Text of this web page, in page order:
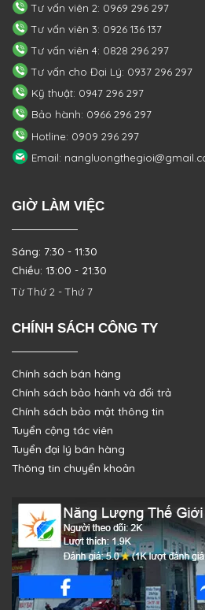
Tư vấn viên 2: 0969 296 297
Tư vấn viên 3: 0926 136 137
Tư vấn viên 4: 0828 296 297
Tư vấn cho Đại Lý: 0937 296 297
Kỹ thuật: 0947 296 297
Bảo hành: 0966 296 297
Hotline: 0909 296 297
Email:
GIỜ LÀM VIỆC
Sáng: 7:30 - 11:30
Chiều: 13:00 - 21:30
Từ Thứ 2 - Thứ 7
CHÍNH SÁCH CÔNG TY
Chính sách bán hàng
Chính sách bảo hành và đổi trả
Chính sách bảo mật thông tin
Tuyển cộng tác viên
Tuyển đại lý bán hàng
Thông tin chuyển khoản